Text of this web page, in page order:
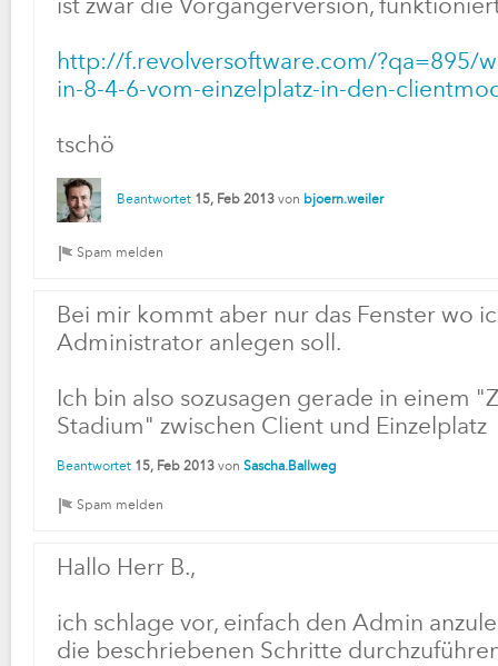
ist zwar die Vorgängerversion,
http://f.revolversoftware.com/?qa=895/
in-8-4-6-vom-einzelplatz-in-den-
tschö
Beantwortet 15, Feb 2013 von bjoern.weiler
Bei mir kommt aber nur das Fenster wo
Administrator anlegen soll.
Ich bin also sozusagen gerade in einem
Stadium" zwischen Client und Einzelplatz
Beantwortet 15, Feb 2013 von Sascha.Ballweg
Hallo Herr B.,
ich schlage vor, einfach den Admin
die beschriebenen Schritte